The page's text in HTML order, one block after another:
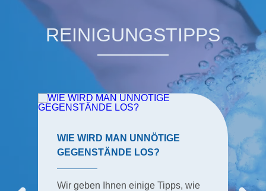
REINIGUNGSTIPPS
WIE WIRD MAN UNNÖTIGE
GEGENSTÄNDE LOS?
Wir geben Ihnen einige Tipps, wie